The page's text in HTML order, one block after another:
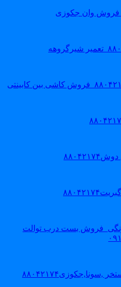
بست درب توالت